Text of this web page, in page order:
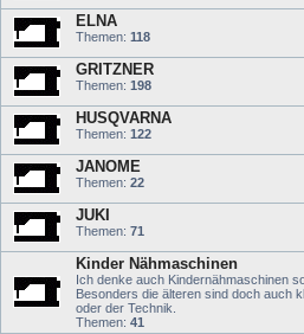
ELNA
Themen: 118
GRITZNER
Themen: 198
HUSQVARNA
Themen: 122
JANOME
Themen: 22
JUKI
Themen: 71
Kinder Nähmaschinen
Ich denke auch Kindernähmaschinen
Besonders die älteren sind doch auch
oder der Technik.
Themen: 41